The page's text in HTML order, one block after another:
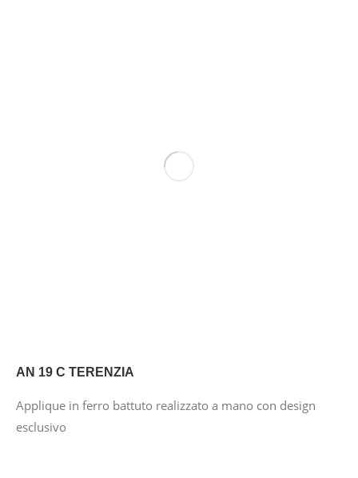
AN 19 C TERENZIA
Applique in ferro battuto realizzato a mano con design
esclusivo